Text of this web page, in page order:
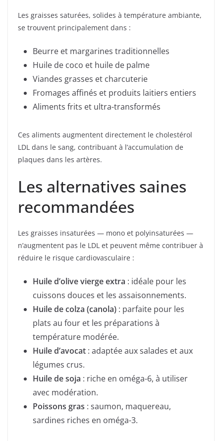
Les graisses saturées, solides à température ambiante,
se trouvent principalement dans :
Beurre et margarines traditionnelles
Huile de coco et huile de palme
Viandes grasses et charcuterie
Fromages affinés et produits laitiers entiers
Aliments frits et ultra-transformés
Ces aliments augmentent directement le cholestérol
LDL dans le sang, contribuant à l’accumulation de
plaques dans les artères.
Les alternatives saines
recommandées
Les graisses insaturées — mono et polyinsaturées —
n’augmentent pas le LDL et peuvent même contribuer à
réduire le risque cardiovasculaire :
Huile d’olive vierge extra : idéale pour les
cuissons douces et les assaisonnements.
Huile de colza (canola) : parfaite pour les
plats au four et les préparations à
température modérée.
Huile d’avocat : adaptée aux salades et aux
légumes crus.
Huile de soja : riche en oméga-6, à utiliser
avec modération.
Poissons gras : saumon, maquereau,
sardines riches en oméga-3.